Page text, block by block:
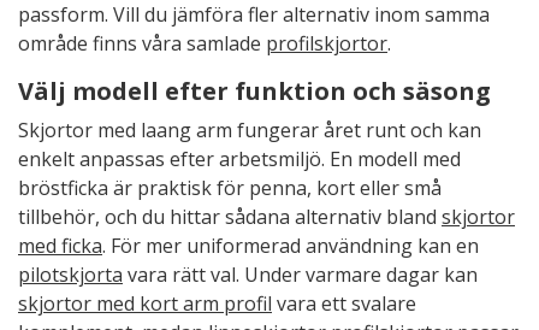
passform. Vill du jämföra fler alternativ inom samma
område finns våra samlade profilskjortor.
Välj modell efter funktion och säsong
Skjortor med laang arm fungerar året runt och kan
enkelt anpassas efter arbetsmiljö. En modell med
bröstficka är praktisk för penna, kort eller små
tillbehör, och du hittar sådana alternativ bland skjortor
med ficka. För mer uniformerad användning kan en
pilotskjorta vara rätt val. Under varmare dagar kan
skjortor med kort arm profil vara ett svalare